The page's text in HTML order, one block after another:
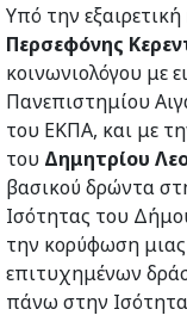
Υπό την
Περσεφόνης
κοινωνιολόγου με
Πανεπιστημίου
του ΕΚΠΑ, και με
του Δημητρίου
βασικού δρώντα
Ισότητας του
την κορύφωση
επιτυχημένων
πάνω στην